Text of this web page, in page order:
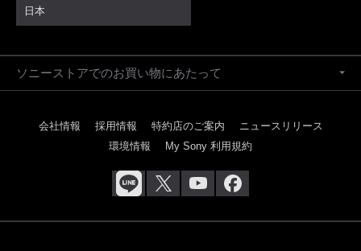
日本
ソニーストアでのお買い物にあたって
会社情報 採用情報 特約店のご案内
ニュースリリース
環境情報
My Sony 利用規約